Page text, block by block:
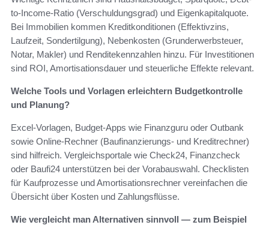
to-Income-Ratio (Verschuldungsgrad) und Eigenkapitalquote.
Bei Immobilien kommen Kreditkonditionen (Effektivzins,
Laufzeit, Sondertilgung), Nebenkosten (Grunderwerbsteuer,
Notar, Makler) und Renditekennzahlen hinzu. Für Investitionen
sind ROI, Amortisationsdauer und steuerliche Effekte relevant.
Welche Tools und Vorlagen erleichtern Budgetkontrolle
und Planung?
Excel-Vorlagen, Budget-Apps wie Finanzguru oder Outbank
sowie Online-Rechner (Baufinanzierungs- und Kreditrechner)
sind hilfreich. Vergleichsportale wie Check24, Finanzcheck
oder Baufi24 unterstützen bei der Vorabauswahl. Checklisten
für Kaufprozesse und Amortisationsrechner vereinfachen die
Übersicht über Kosten und Zahlungsflüsse.
Wie vergleicht man Alternativen sinnvoll — zum Beispiel